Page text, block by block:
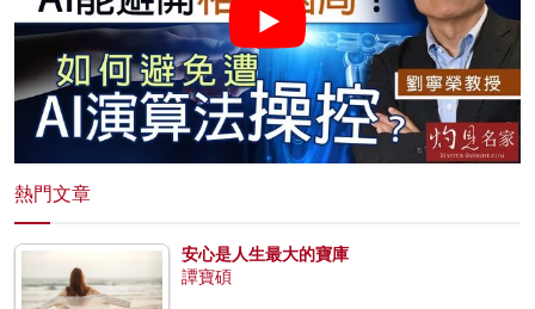
熱門文章
安心是人生最大的寶庫
譚寶碩